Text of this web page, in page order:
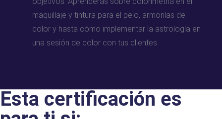
maquillaje y tintura para el pelo, armonías de
color y hasta cómo implementar la astrología en
una sesión de color con tus clientes.
Esta certificación es